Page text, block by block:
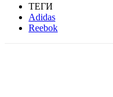
ТЕГИ
Adidas
Reebok